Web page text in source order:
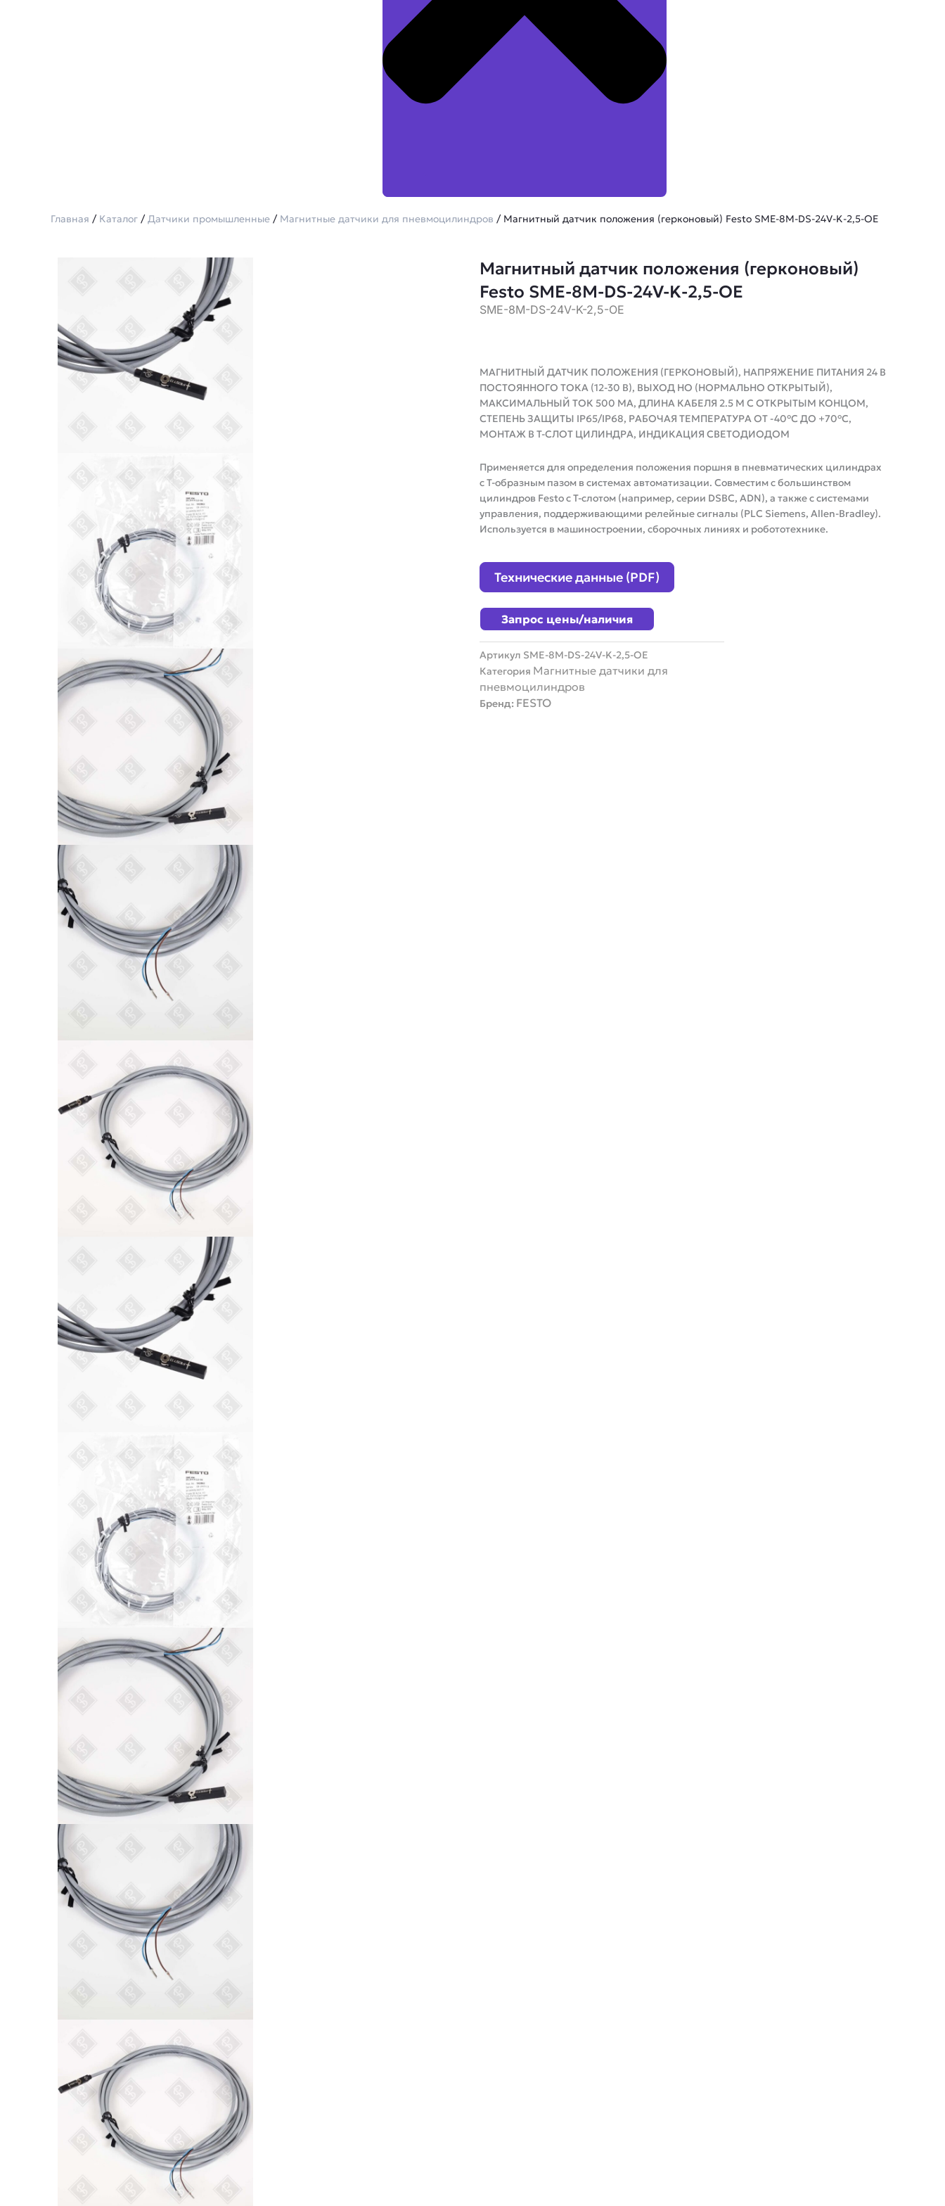
Главная / Каталог /Датчики промышленные / Магнитные датчики для пневмоцилиндров / Магнитный датчик положения (герконовый) Festo SME-8M-DS-24V-K-2,5-OE
Магнитный датчик положения (герконовый)
Festo SME-8M-DS-24V-K-2,5-OE
SME-8M-DS-24V-K-2,5-OE
МАГНИТНЫЙ ДАТЧИК ПОЛОЖЕНИЯ (ГЕРКОНОВЫЙ), НАПРЯЖЕНИЕ ПИТАНИЯ 24 В
ПОСТОЯННОГО ТОКА (12-30 В), ВЫХОД НО (НОРМАЛЬНО ОТКРЫТЫЙ),
МАКСИМАЛЬНЫЙ ТОК 500 МА, ДЛИНА КАБЕЛЯ 2.5 М С ОТКРЫТЫМ КОНЦОМ,
СТЕПЕНЬ ЗАЩИТЫ IP65/IP68, РАБОЧАЯ ТЕМПЕРАТУРА ОТ -40°C ДО +70°C,
МОНТАЖ В T-СЛОТ ЦИЛИНДРА, ИНДИКАЦИЯ СВЕТОДИОДОМ
Применяется для определения положения поршня в пневматических цилиндрах
с T-образным пазом в системах автоматизации. Совместим с большинством
цилиндров Festo с T-слотом (например, серии DSBC, ADN), а также с системами
управления, поддерживающими релейные сигналы (PLC Siemens, Allen-Bradley).
Используется в машиностроении, сборочных линиях и робототехнике.
Технические данные (PDF)
Запрос цены/наличия
Артикул SME-8M-DS-24V-K-2,5-OE
Категория Магнитные датчики для
пневмоцилиндров
Бренд: FESTO